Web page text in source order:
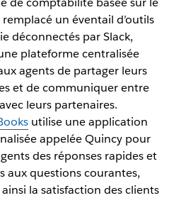
remplacé un éventail d’outils
déconnectés par Slack,
plateforme centralisée
agents de partager leurs
et de communiquer entre
leurs partenaires.
utilise une application
appelée Quincy pour
des réponses rapides et
aux questions courantes,
la satisfaction des clients